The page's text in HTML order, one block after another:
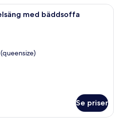
Ett hotellrum med en stor säng, en
med bäddsoffa
Se priser